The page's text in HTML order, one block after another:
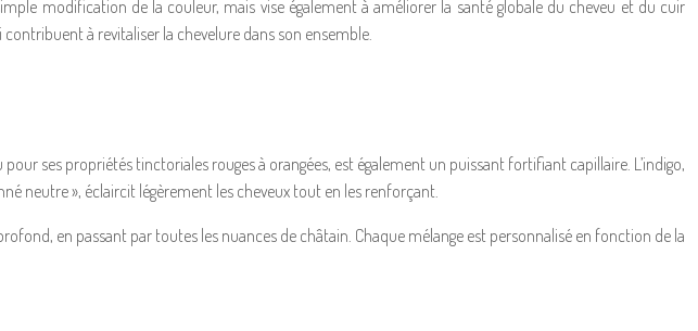
modification de la couleur, mais vise également à améliorer la santé globale du cheveu et du cuir
à revitaliser la chevelure dans son ensemble.
ses propriétés tinctoriales rouges à orangées, est également un puissant fortifiant capillaire. L’indigo,
neutre », éclaircit légèrement les cheveux tout en les renforçant.
en passant par toutes les nuances de châtain. Chaque mélange est personnalisé en fonction de la